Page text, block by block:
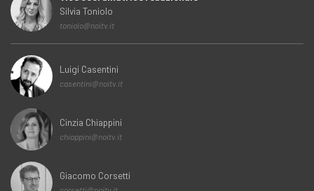
Silvia Toniolo
toniolo@noitv.it
Luigi Casentini
casentini@noitv.it
Cinzia Chiappini
chiappini@noitv.it
Giacomo Corsetti